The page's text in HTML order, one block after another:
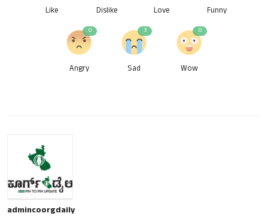
Like Dislike Love Funny
Angry
0
Sad
3
Wow
0
admincoorgdaily